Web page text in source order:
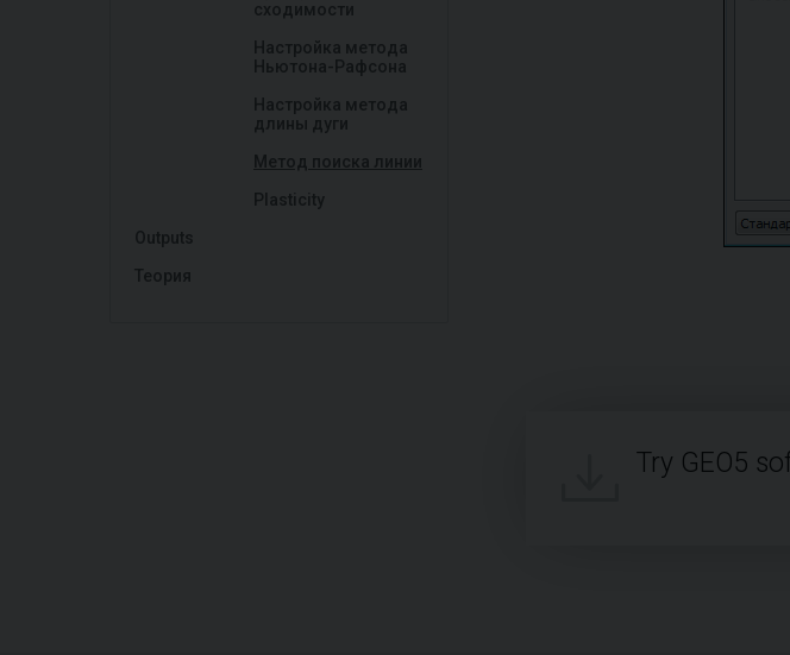
сходимости
Настройка метода
Ньютона-Рафсона
Настройка метода
длины дуги
Метод поиска линии
Plasticity
Outputs
Теория
Try GEO5